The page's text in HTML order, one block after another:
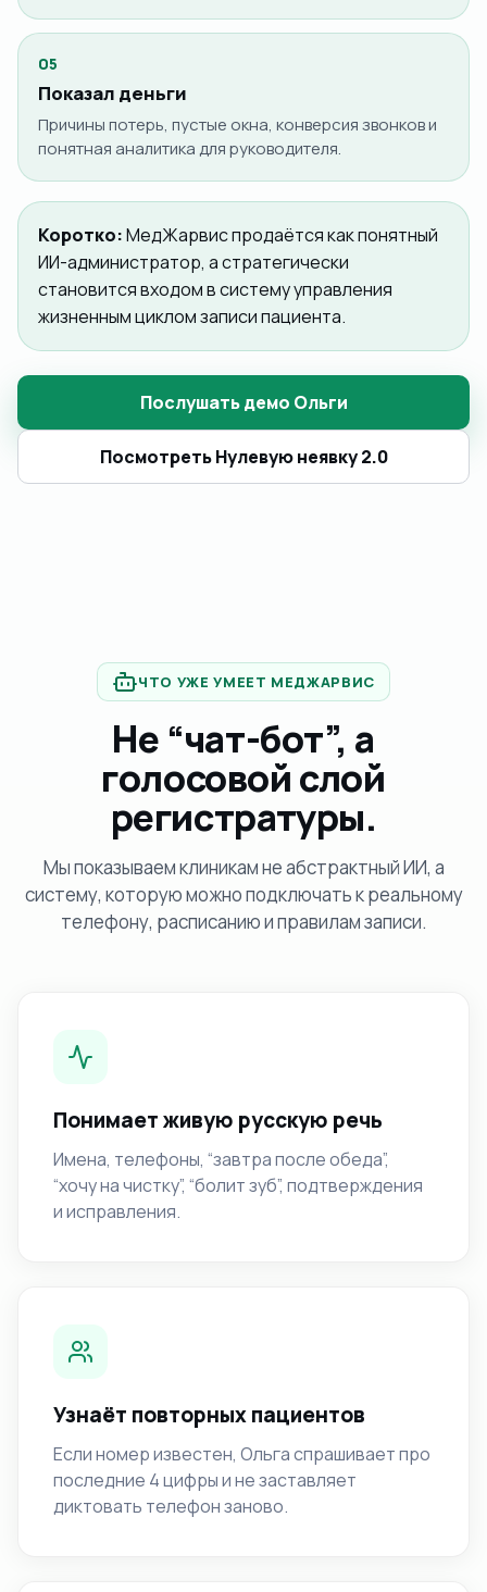
05
Показал деньги
Причины потерь, пустые окна, конверсия звонков и
понятная аналитика для руководителя.
Коротко:МедЖарвис продаётся как понятный
ИИ-администратор, а стратегически
становится входом в систему управления
жизненным циклом записи пациента.
Послушать демо Ольги
Посмотреть Нулевую неявку 2.0
ЧТО УЖЕ УМЕЕТ МЕДЖАРВИС
Не “чат-бот”, а
голосовой слой
регистратуры.
Мы показываем клиникам не абстрактный ИИ, а
систему, которую можно подключать к реальному
телефону, расписанию и правилам записи.
Понимает живую русскую речь
Имена, телефоны, “завтра после обеда”,
“хочу на чистку”, “болит зуб”, подтверждения
и исправления.
Узнаёт повторных пациентов
Если номер известен, Ольга спрашивает про
последние 4 цифры и не заставляет
диктовать телефон заново.